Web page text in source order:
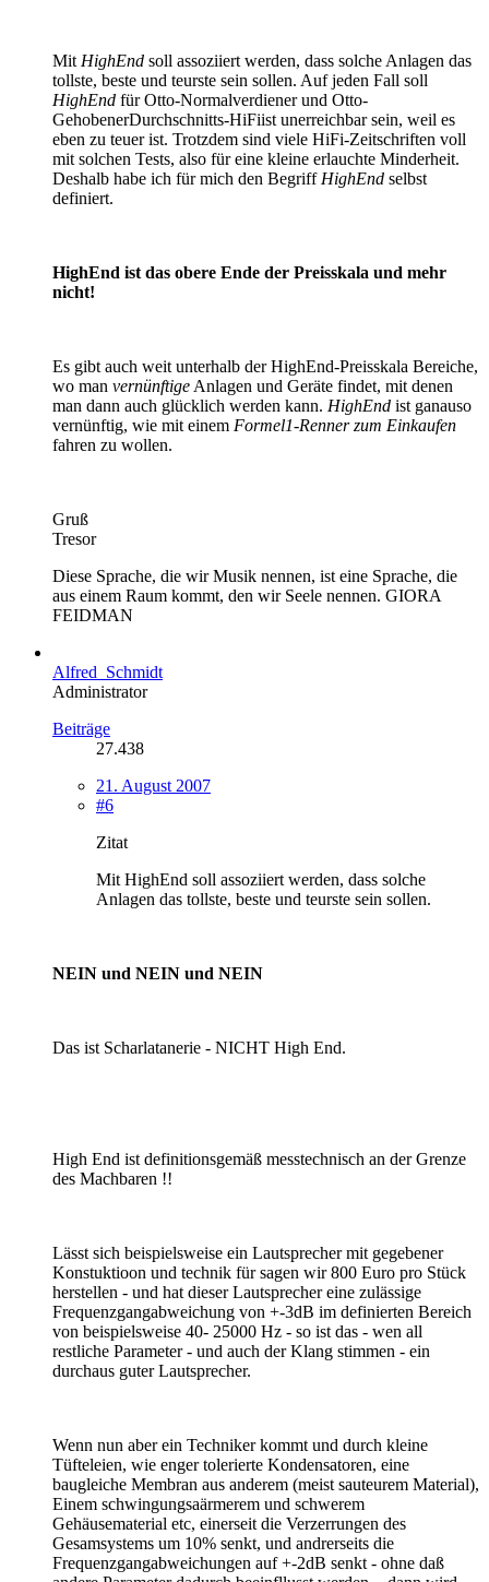
Mit HighEnd soll assoziiert werden, dass solche Anlagen das
tollste, beste und teurste sein sollen. Auf jeden Fall soll
HighEnd für Otto-Normalverdiener und Otto-
GehobenerDurchschnitts-HiFiist unerreichbar sein, weil es
eben zu teuer ist. Trotzdem sind viele HiFi-Zeitschriften voll
mit solchen Tests, also für eine kleine erlauchte Minderheit.
Deshalb habe ich für mich den Begriff HighEnd selbst
definiert.
HighEnd ist das obere Ende der Preisskala und mehr
nicht!
Es gibt auch weit unterhalb der HighEnd-Preisskala Bereiche,
wo man vernünftige Anlagen und Geräte findet, mit denen
man dann auch glücklich werden kann. HighEnd ist ganauso
vernünftig, wie mit einem Formel1-Renner zum Einkaufen
fahren zu wollen.
Gruß
Tresor
Diese Sprache, die wir Musik nennen, ist eine Sprache, die
aus einem Raum kommt, den wir Seele nennen. GIORA
FEIDMAN
Alfred_Schmidt
Administrator
Beiträge
27.438
21. August 2007
#6
Zitat
Mit HighEnd soll assoziiert werden, dass solche
Anlagen das tollste, beste und teurste sein sollen.
NEIN und NEIN und NEIN
Das ist Scharlatanerie - NICHT High End.
High End ist definitionsgemäß messtechnisch an der Grenze
des Machbaren !!
Lässt sich beispielsweise ein Lautsprecher mit gegebener
Konstuktioon und technik für sagen wir 800 Euro pro Stück
herstellen - und hat dieser Lautsprecher eine zulässige
Frequenzgangabweichung von +-3dB im definierten Bereich
von beispielsweise 40- 25000 Hz - so ist das - wen all
restliche Parameter - und auch der Klang stimmen - ein
durchaus guter Lautsprecher.
Wenn nun aber ein Techniker kommt und durch kleine
Tüfteleien, wie enger tolerierte Kondensatoren, eine
baugleiche Membran aus anderem (meist sauteurem Material),
Einem schwingungsaärmerem und schwerem
Gehäusematerial etc, einerseit die Verzerrungen des
Gesamsystems um 10% senkt, und andrerseits die
Frequenzgangabweichungen auf +-2dB senkt - ohne daß